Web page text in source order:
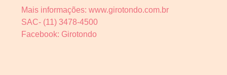
Mais informações: www.girotondo.com.br
SAC- (11) 3478-4500
Facebook: Girotondo